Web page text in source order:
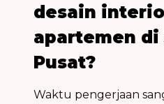
desain
apartemen di
Pusat?
Waktu pengerjaan